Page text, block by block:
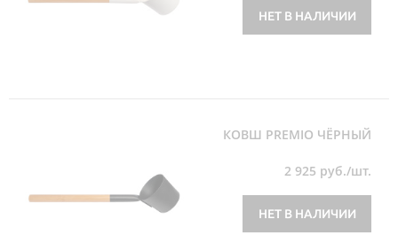
НЕТ В НАЛИЧИИ
КОВШ PREMIO ЧЁРНЫЙ
2 925 руб./шт.
НЕТ В НАЛИЧИИ